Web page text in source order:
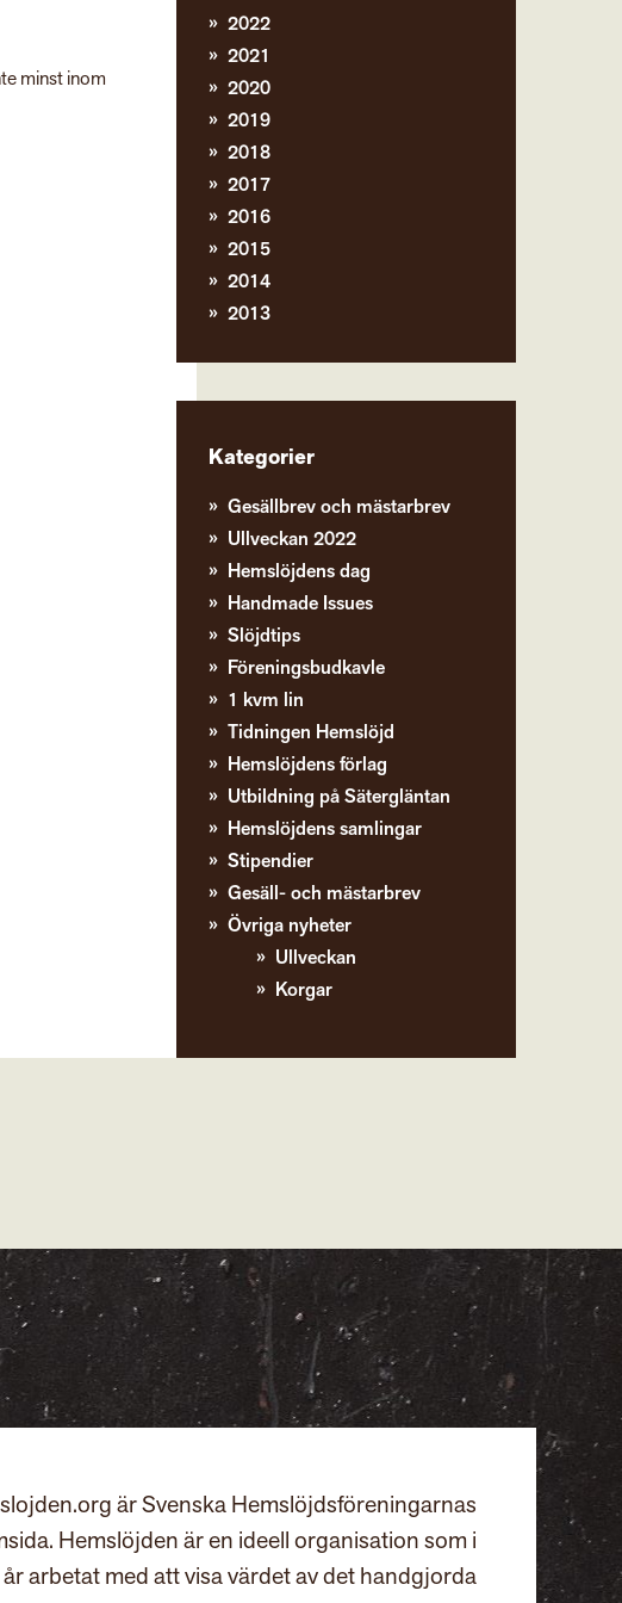
minst inom
2022
2021
2020
2019
2018
2017
2016
2015
2014
2013
Kategorier
Gesällbrev och mästarbrev
Ullveckan 2022
Hemslöjdens dag
Handmade Issues
Slöjdtips
Föreningsbudkavle
1 kvm lin
Tidningen Hemslöjd
Hemslöjdens förlag
Utbildning på Sätergläntan
Hemslöjdens samlingar
Stipendier
Gesäll- och mästarbrev
Övriga nyheter
Ullveckan
Korgar
är Svenska Hemslöjdsföreningarnas
Hemslöjden är en ideell organisation som i
arbetat med att visa värdet av det handgjorda